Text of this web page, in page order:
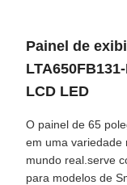
Painel de
LCD LED
O painel de 65
em uma variedade
mundo real.serve
para modelos de